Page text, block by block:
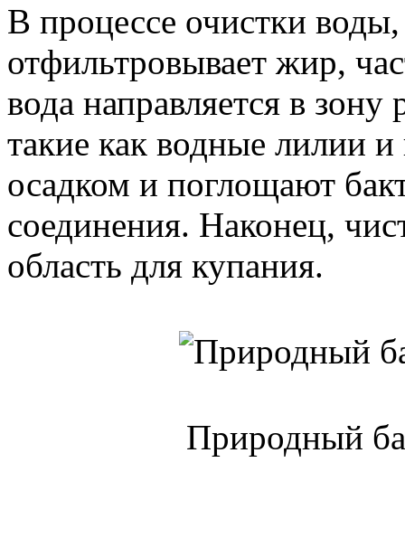
В процессе очистки
отфильтровывает жир,
вода направляется в зону
такие как водные лилии
осадком и поглощают
соединения. Наконец,
область для купания.
Природный